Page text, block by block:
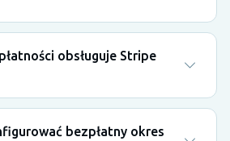
obsługuje Stripe
bezpłatny okres